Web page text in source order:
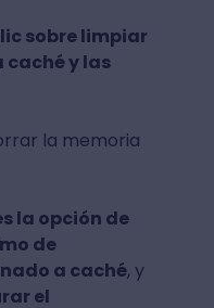
sobre limpiar
y las
la memoria
la opción de
de
a caché, y
el